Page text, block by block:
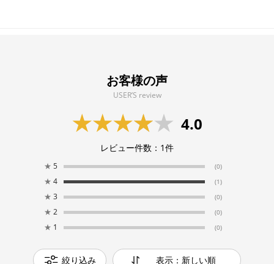
お客様の声
USER’S review
4.0
レビュー件数： 1件
★ 5 (0)
★ 4 (1)
★ 3 (0)
★ 2 (0)
★ 1 (0)
絞り込み 表示：新しい順